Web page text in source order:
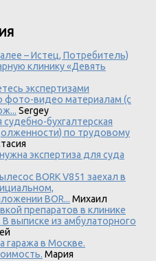
– Истец, Потребитель)
клинику «Девять
экспертизами
фото-видео материалам (с
Sergey
бухгалтерская
по трудовому
экспертиза для суда
BORK V851 заехал в
BOR... Михаил
препаратов в клинике
выписке из амбулаторного
гаража в Москве.
Мария